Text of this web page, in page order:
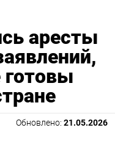
аресты
Обновлено: 21.05.2026